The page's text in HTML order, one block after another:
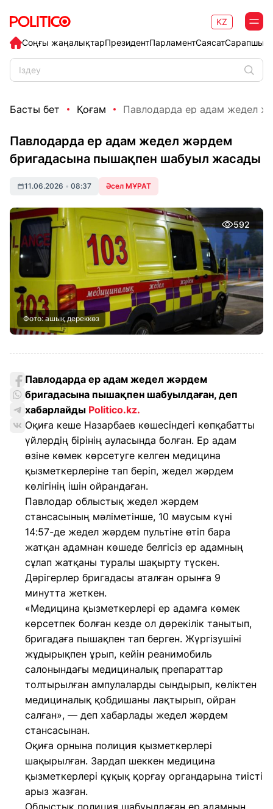
Соңғы жаңалықтарПрезидентПарламентСаясат
KZ
Басты бет Қоғам Павлодарда ер адам жедел
Павлодарда ер адам жедел жәрдем
бригадасына пышақпен шабуыл жасады
11.06.2026 • 08:37 Әсел МҰРАТ
592
Фото: ашық дереккөз
Павлодарда ер адам жедел жәрдем
бригадасына пышақпен шабуылдаған, деп
хабарлайды Politico.kz.
Оқиға кеше Назарбаев көшесіндегі көпқабатты
үйлердің бірінің ауласында болған. Ер адам
өзіне көмек көрсетуге келген медицина
қызметкерлеріне тап беріп, жедел жәрдем
көлігінің ішін ойрандаған.
Павлодар облыстық жедел жәрдем
стансасының мәліметінше, 10 маусым күні
14:57-де жедел жәрдем пультіне өтіп бара
жатқан адамнан көшеде белгісіз ер адамның
сұлап жатқаны туралы шақырту түскен.
Дәрігерлер бригадасы аталған орынға 9
минутта жеткен.
«Медицина қызметкерлері ер адамға көмек
көрсетпек болған кезде ол дөрекілік танытып,
бригадаға пышақпен тап берген. Жүргізушіні
жұдырықпен ұрып, кейін реанимобиль
салонындағы медициналық препараттар
толтырылған ампулаларды сындырып, көліктен
медициналық қобдишаны лақтырып, ойран
салған», — деп хабарлады жедел жәрдем
стансасынан.
Оқиға орнына полиция қызметкерлері
шақырылған. Зардап шеккен медицина
қызметкерлері құқық қорғау органдарына тиісті
арыз жазған.
Облыстық полиция шабуылдаған ер адамның